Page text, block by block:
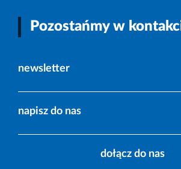
Pozostańmy w
newsletter
napisz do nas
dołącz do nas